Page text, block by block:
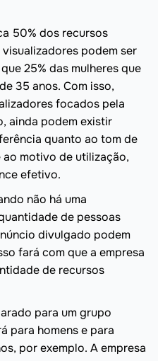
50% dos recursos
podem ser
25% das mulheres que
35 anos. Com isso,
focados pela
ainda podem existir
quanto ao tom de
motivo de utilização,
efetivo.
não há uma
de pessoas
divulgado podem
fará com que a empresa
de recursos
para um grupo
para homens e para
por exemplo. A empresa